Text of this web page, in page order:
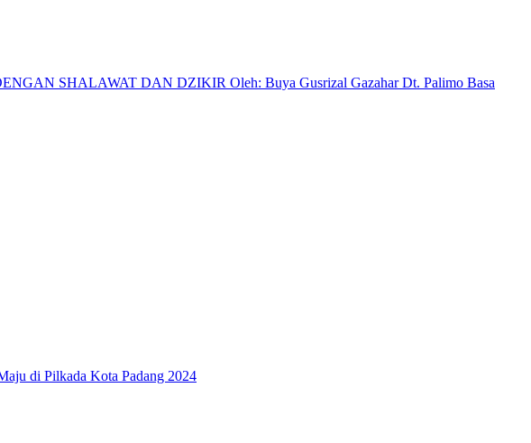
SHALAWAT DAN DZIKIR Oleh: Buya Gusrizal Gazahar Dt. Palimo Basa
di Pilkada Kota Padang 2024